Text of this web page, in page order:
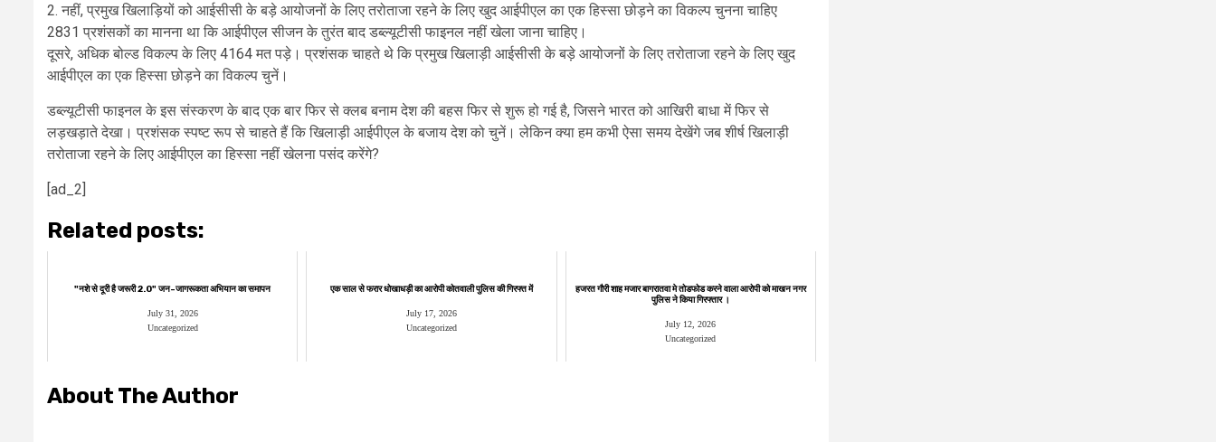
2. नहीं, प्रमुख खिलाड़ियों को आईसीसी के बड़े आयोजनों के लिए तरोताजा रहने के लिए खुद आईपीएल का एक हिस्सा छोड़ने का विकल्प चुनना चाहिए
2831 प्रशंसकों का मानना ​​था कि आईपीएल सीजन के तुरंत बाद डब्ल्यूटीसी फाइनल नहीं खेला जाना चाहिए।
दूसरे, अधिक बोल्ड विकल्प के लिए 4164 मत पड़े। प्रशंसक चाहते थे कि प्रमुख खिलाड़ी आईसीसी के बड़े आयोजनों के लिए तरोताजा रहने के लिए खुद
आईपीएल का एक हिस्सा छोड़ने का विकल्प चुनें।
डब्ल्यूटीसी फाइनल के इस संस्करण के बाद एक बार फिर से क्लब बनाम देश की बहस फिर से शुरू हो गई है, जिसने भारत को आखिरी बाधा में फिर से
लड़खड़ाते देखा। प्रशंसक स्पष्ट रूप से चाहते हैं कि खिलाड़ी आईपीएल के बजाय देश को चुनें। लेकिन क्या हम कभी ऐसा समय देखेंगे जब शीर्ष खिलाड़ी
तरोताजा रहने के लिए आईपीएल का हिस्सा नहीं खेलना पसंद करेंगे?
[ad_2]
Related posts:
"नशे से दूरी है जरूरी 2.0" जन-जागरूकता अभियान का समापन
July 31, 2026
Uncategorized
एक साल से फरार धोखाधड़ी का आरोपी कोतवाली पुलिस की गिरफ्त में
July 17, 2026
Uncategorized
हजरत गौरी शाह मजार बागरातवा मे तोडफोड करने वाला आरोपी को माखन नगर
पुलिस ने किया गिरफ्तार ।
July 12, 2026
Uncategorized
About The Author